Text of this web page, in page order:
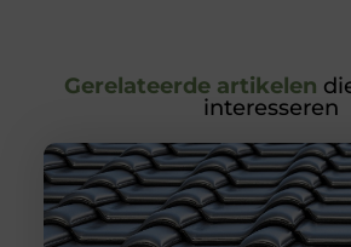
Gerelateerde artikelen
interesseren